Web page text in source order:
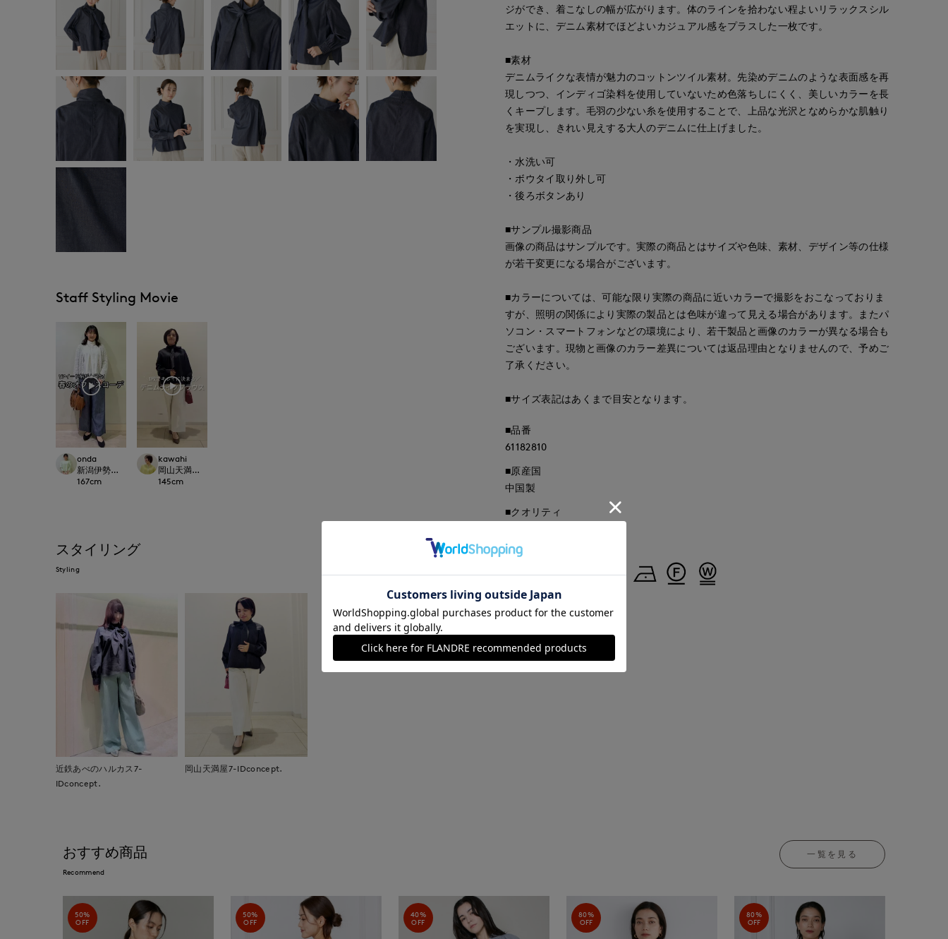
Staff Styling Movie
onda
新潟伊勢丹7-IDconcept.
167cm
kawahi
岡山天満屋7-IDconcept.
145cm
スタイリング
Styling
近鉄あべのハルカス7-
IDconcept.
岡山天満屋7-IDconcept.
ジができ、着こなしの幅が広がります。体のラインを拾わない程よいリラックスシル
エットに、デニム素材でほどよいカジュアル感をプラスした一枚です。
■素材
デニムライクな表情が魅力のコットンツイル素材。先染めデニムのような表面感を再
現しつつ、インディゴ染料を使用していないため色落ちしにくく、美しいカラーを長
くキープします。毛羽の少ない糸を使用することで、上品な光沢となめらかな肌触り
を実現し、きれい見えする大人のデニムに仕上げました。
・水洗い可
・ボウタイ取り外し可
・後ろボタンあり
■サンプル撮影商品
画像の商品はサンプルです。実際の商品とはサイズや色味、素材、デザイン等の仕様
が若干変更になる場合がございます。
■カラーについては、可能な限り実際の商品に近いカラーで撮影をおこなっておりま
すが、照明の関係により実際の製品とは色味が違って見える場合があります。またパ
ソコン・スマートフォンなどの環境により、若干製品と画像のカラーが異なる場合も
ございます。現物と画像のカラー差異については返品理由となりませんので、予めご
了承ください。
■サイズ表記はあくまで目安となります。
■品番
61182810
■原産国
中国製
■クオリティ
■取扱い方法
取り扱いについて
おすすめ商品
Recommend
一覧を見る
50%
OFF
50%
OFF
40%
OFF
80%
OFF
80%
OFF